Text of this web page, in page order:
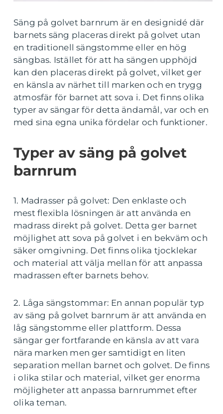
Säng på golvet barnrum är en designidé där
barnets säng placeras direkt på golvet utan
en traditionell sängstomme eller en hög
sängbas. Istället för att ha sängen upphöjd
kan den placeras direkt på golvet, vilket ger
en känsla av närhet till marken och en trygg
atmosfär för barnet att sova i. Det finns olika
typer av sängar för detta ändamål, var och en
med sina egna unika fördelar och funktioner.
Typer av säng på golvet
barnrum
1. Madrasser på golvet: Den enklaste och
mest flexibla lösningen är att använda en
madrass direkt på golvet. Detta ger barnet
möjlighet att sova på golvet i en bekväm och
säker omgivning. Det finns olika tjocklekar
och material att välja mellan för att anpassa
madrassen efter barnets behov.
2. Låga sängstommar: En annan populär typ
av säng på golvet barnrum är att använda en
låg sängstomme eller plattform. Dessa
sängar ger fortfarande en känsla av att vara
nära marken men ger samtidigt en liten
separation mellan barnet och golvet. De finns
i olika stilar och material, vilket ger enorma
möjligheter att anpassa barnrummet efter
olika teman.